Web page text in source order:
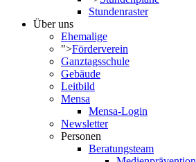
Stundenraster
Über uns
Ehemalige
">Förderverein
Ganztagsschule
Gebäude
Leitbild
Mensa
Mensa-Login
Newsletter
Personen
Beratungsteam